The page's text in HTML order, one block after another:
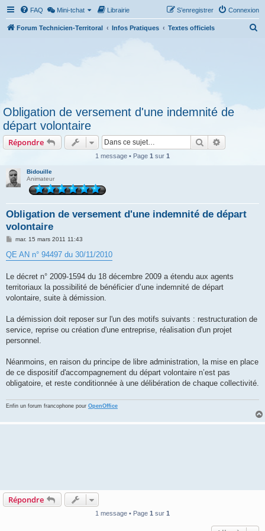
FAQ Mini-tchat Librairie Connexion
S’enregistrer
Forum Technicien-Territoral Infos Pratiques Textes officiels
Obligation de versement d'une indemnité de
départ volontaire
Répondre Rechercher
1 message • Page 1 sur 1
Bidouille
Animateur
Obligation de versement d'une indemnité de départ
volontaire
M
s
s
g
e
mar. 15 mars 2011 11:43
QE AN n° 94497 du 30/11/2010
Le décret n° 2009-1594 du 18 décembre 2009 a étendu aux agents
territoriaux la possibilité de bénéficier d’une indemnité de départ
volontaire, suite à démission.
La démission doit reposer sur l'un des motifs suivants : restructuration de
service, reprise ou création d'une entreprise, réalisation d'un projet
personnel.
Néanmoins, en raison du principe de libre administration, la mise en place
de ce dispositif d'accompagnement du départ volontaire n’est pas
obligatoire, et reste conditionnée à une délibération de chaque collectivité.
Enfin un forum francophone pour OpenOffice
Répondre
1 message • Page 1 sur 1